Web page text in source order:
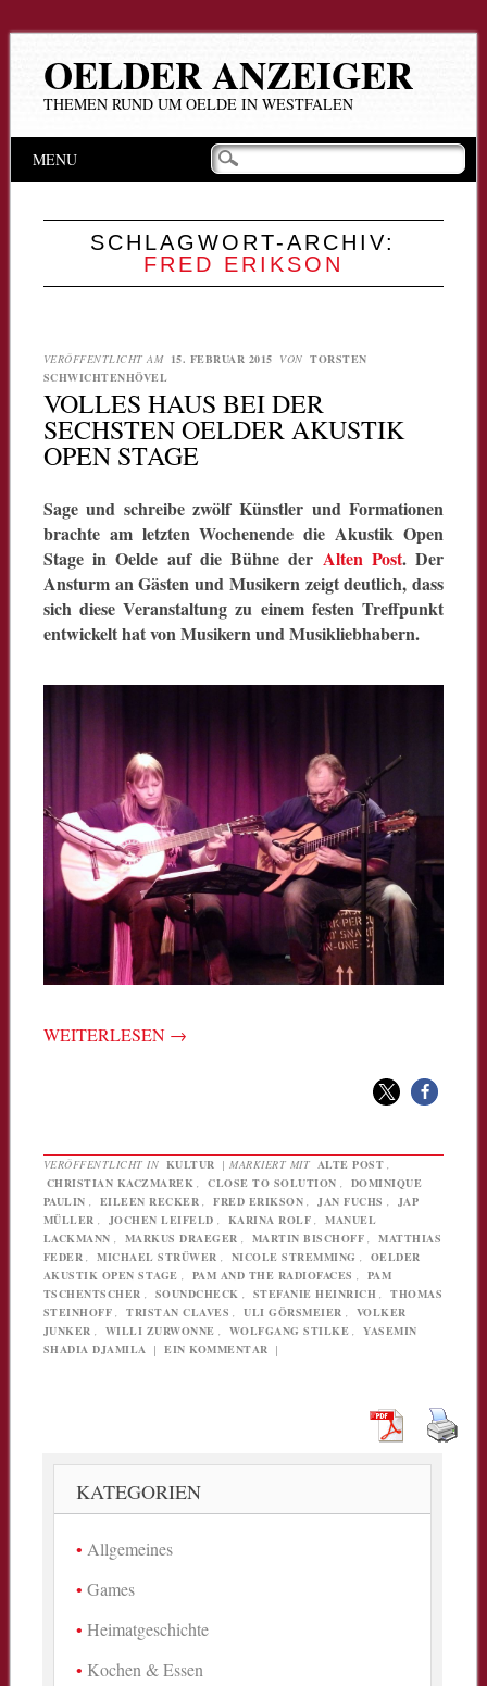
OELDER ANZEIGER
THEMEN RUND UM OELDE IN WESTFALEN
Hauptmenü
Inhalt
MENU
SCHLAGWORT-ARCHIV:
FRED ERIKSON
VERÖFFENTLICHT AM 15. FEBRUAR 2015 VON TORSTEN
SCHWICHTENHÖVEL
VOLLES HAUS BEI DER
SECHSTEN OELDER AKUSTIK
OPEN STAGE
Sage und schreibe zwölf Künstler und Formationen
brachte am letzten Wochenende die Akustik Open
Stage in Oelde auf die Bühne der Alten Post. Der
Ansturm an Gästen und Musikern zeigt deutlich, dass
sich diese Veranstaltung zu einem festen Treffpunkt
entwickelt hat von Musikern und Musikliebhabern.
WEITERLESEN →
VERÖFFENTLICHT IN KULTUR |MARKIERT MIT ALTE POST ,
CHRISTIAN KACZMAREK , CLOSE TO SOLUTION ,
DOMINIQUE
PAULIN , EILEEN RECKER , FRED ERIKSON , JAN FUCHS ,
JAP
MÜLLER , JOCHEN LEIFELD , KARINA ROLF ,
MANUEL
LACKMANN , MARKUS DRAEGER , MARTIN BISCHOFF ,
MATTHIAS
FEDER , MICHAEL STRÜWER , NICOLE STREMMING ,
OELDER
AKUSTIK OPEN STAGE , PAM AND THE RADIOFACES ,
PAM
TSCHENTSCHER , SOUNDCHECK , STEFANIE HEINRICH ,
THOMAS
STEINHOFF , TRISTAN CLAVES , ULI GÖRSMEIER ,
VOLKER
JUNKER , WILLI ZURWONNE , WOLFGANG STILKE ,
YASEMIN
SHADIA DJAMILA | EIN KOMMENTAR |
KATEGORIEN
Allgemeines
Games
Heimatgeschichte
Kochen & Essen